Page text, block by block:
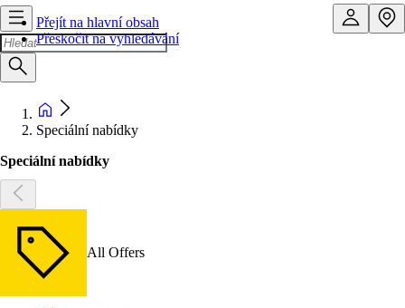
Přejít na hlavní obsah
Přeskočit na vyhledávání
Speciální nabídky
Speciální nabídky
All Offers